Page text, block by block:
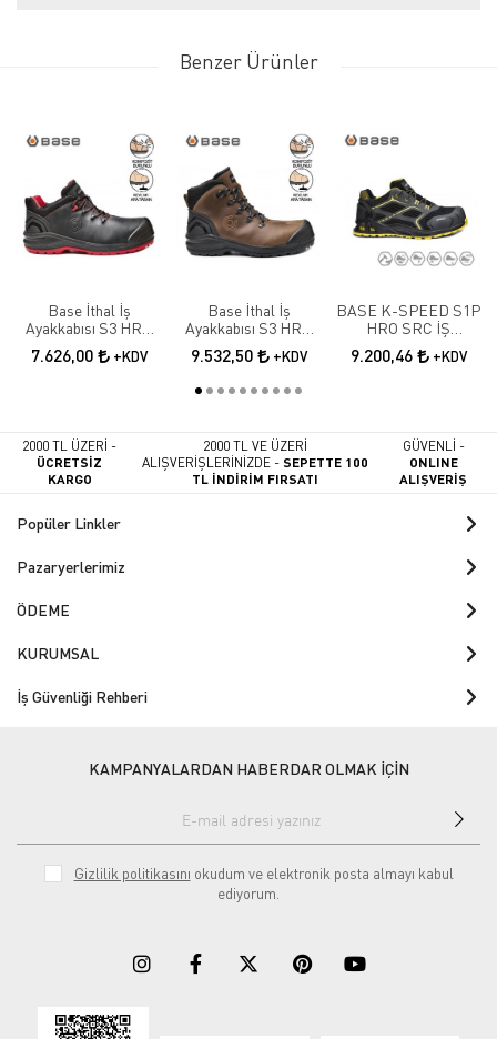
Benzer Ürünler
Base İthal İş
Ayakkabısı S3 HRO
SRC B0887N
7.626,00 +KDV
Base İthal İş
Ayakkabısı S3 HRO
SRC B0888
9.532,50 +KDV
BASE K-SPEED S1P
HRO SRC İŞ
AYAKKABISI
9.200,46 +KDV
2000 TL ÜZERİ -
ÜCRETSİZ
KARGO
2000 TL VE ÜZERİ
ALIŞVERİŞLERİNİZDE -SEPETTE 100
TL İNDİRİM FIRSATI
GÜVENLİ -
ONLINE
ALIŞVERİŞ
Popüler Linkler
Pazaryerlerimiz
ÖDEME
KURUMSAL
İş Güvenliği Rehberi
KAMPANYALARDAN HABERDAR OLMAK İÇİN
Gizlilik politikasını okudum ve elektronik posta almayı kabul
ediyorum.